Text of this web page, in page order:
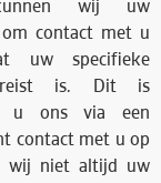
wij uw
om contact met u
uw specifieke
is. Dit is
u ons via een
contact met u op
wij niet altijd uw